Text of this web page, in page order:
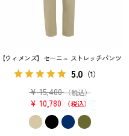
【ウィメンズ】セーニュ ストレッチパンツ
5.0 （1）
¥ 15,400 （税込）
¥ 10,780 税込